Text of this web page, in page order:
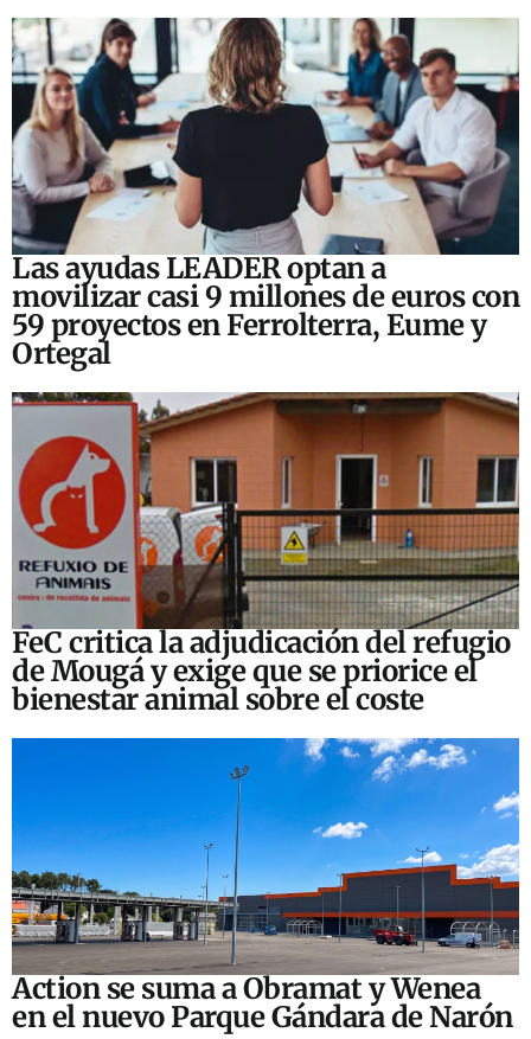
Las ayudas LEADER optan a
movilizar casi 9 millones de euros con
59 proyectos en Ferrolterra, Eume y
Ortegal
FeC critica la adjudicación del refugio
de Mougá y exige que se priorice el
bienestar animal sobre el coste
Action se suma a Obramat y Wenea
en el nuevo Parque Gándara de Narón